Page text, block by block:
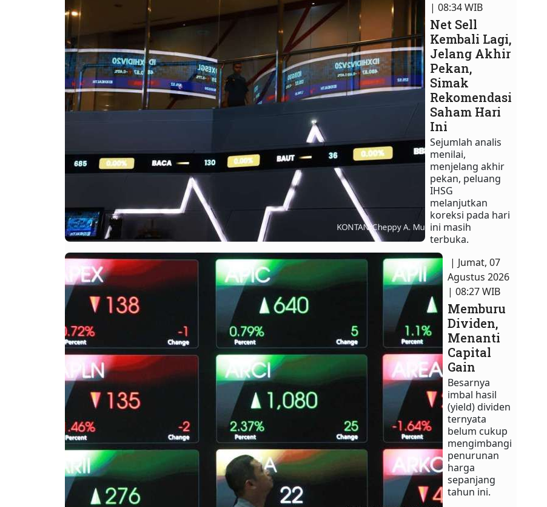
| 08:34 WIB
Net Sell
Kembali Lagi,
Jelang Akhir
Pekan,
Simak
Rekomendasi
Saham Hari
Ini
Sejumlah analis
menilai,
menjelang akhir
pekan, peluang
IHSG
melanjutkan
koreksi pada hari
ini masih
terbuka.
| Jumat, 07
Agustus 2026
| 08:27 WIB
Memburu
Dividen,
Menanti
Capital
Gain
Besarnya
imbal hasil
(yield) dividen
ternyata
belum cukup
mengimbangi
penurunan
harga
sepanjang
tahun ini.